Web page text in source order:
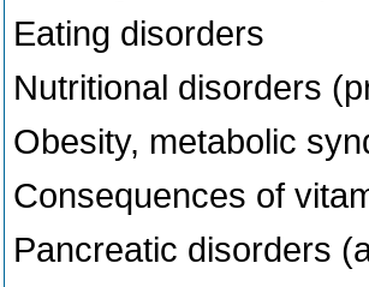
Eating disorders
Nutritional disorders
Obesity, metabolic
Consequences of
Pancreatic disorders